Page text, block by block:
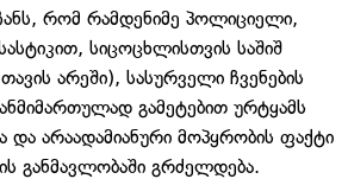
რომ რამდენიმე პოლიციელი,
სიცოცხლისთვის საშიშ
არეში), სასურველი ჩვენების
გამეტებით ურტყამს
და არაადამიანური მოპყრობის ფაქტი
განმავლობაში გრძელდება.